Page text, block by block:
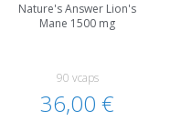
Nature's Answer Lion's
Mane 1500 mg
90 vcaps
36,00 €